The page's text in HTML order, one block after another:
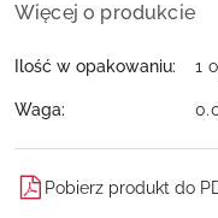
Więcej o produkcie
Ilość w opakowaniu: 1
Waga:
Pobierz produkt do